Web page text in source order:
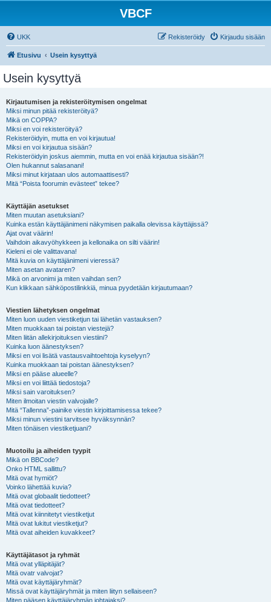
VBCF
UKK Kirjaudu sisään
Rekisteröidy
Etusivu Usein kysyttyä
Usein kysyttyä
Kirjautumisen ja rekisteröitymisen ongelmat
Miksi minun pitää rekisteröityä?
Mikä on COPPA?
Miksi en voi rekisteröityä?
Rekisteröidyin, mutta en voi kirjautua!
Miksi en voi kirjautua sisään?
Rekisteröidyin joskus aiemmin, mutta en voi enää kirjautua sisään?!
Olen hukannut salasanani!
Miksi minut kirjataan ulos automaattisesti?
Mitä “Poista foorumin evästeet” tekee?
Käyttäjän asetukset
Miten muutan asetuksiani?
Kuinka estän käyttäjänimeni näkymisen paikalla olevissa käyttäjissä?
Ajat ovat väärin!
Vaihdoin aikavyöhykkeen ja kellonaika on silti väärin!
Kieleni ei ole valittavana!
Mitä kuvia on käyttäjänimeni vieressä?
Miten asetan avataren?
Mikä on arvonimi ja miten vaihdan sen?
Kun klikkaan sähköpostilinkkiä, minua pyydetään kirjautumaan?
Viestien lähetyksen ongelmat
Miten luon uuden viestiketjun tai lähetän vastauksen?
Miten muokkaan tai poistan viestejä?
Miten liitän allekirjoituksen viestiini?
Kuinka luon äänestyksen?
Miksi en voi lisätä vastausvaihtoehtoja kyselyyn?
Kuinka muokkaan tai poistan äänestyksen?
Miksi en pääse alueelle?
Miksi en voi liittää tiedostoja?
Miksi sain varoituksen?
Miten ilmoitan viestin valvojalle?
Mitä “Tallenna”-painike viestin kirjoittamisessa tekee?
Miksi minun viestini tarvitsee hyväksynnän?
Miten tönäisen viestiketjuani?
Muotoilu ja aiheiden tyypit
Mikä on BBCode?
Onko HTML sallittu?
Mitä ovat hymiöt?
Voinko lähettää kuvia?
Mitä ovat globaalit tiedotteet?
Mitä ovat tiedotteet?
Mitä ovat kiinnitetyt viestiketjut
Mitä ovat lukitut viestiketjut?
Mitä ovat aiheiden kuvakkeet?
Käyttäjätasot ja ryhmät
Mitä ovat ylläpitäjät?
Mitä ovatr valvojat?
Mitä ovat käyttäjäryhmät?
Missä ovat käyttäjäryhmät ja miten liityn sellaiseen?
Miten pääsen käyttäjäryhmän johtajaksi?